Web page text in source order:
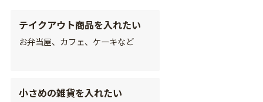
テイクアウト商品を入れたい
お弁当屋、カフェ、ケーキなど
小さめの雑貨を入れたい